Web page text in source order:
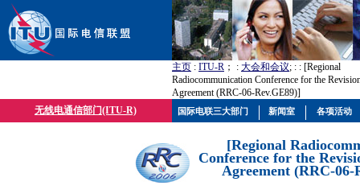
主页 : ITU-R ； : 大会和会议; : : [Regional
Radiocommunication Conference for the
Agreement (RRC-06-Rev.GE89)]
无线电通信部门(ITU-R)
[Regional
Conference for the
Agreement (RRC-06-
国际电联三大部门 新闻室 各项活动